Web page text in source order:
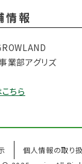
情報
業部アグリズ
ちら
個人情報の取り